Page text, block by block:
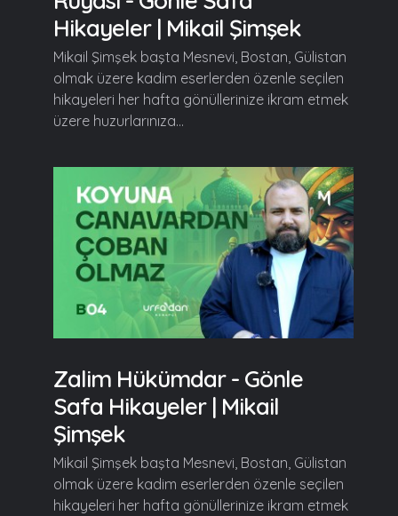
Hikayeler | Mikail Şimşek
Mikail Şimşek başta Mesnevi, Bostan, Gülistan
olmak üzere kadim eserlerden özenle seçilen
hikayeleri her hafta gönüllerinize ikram etmek
üzere huzurlarınıza...
Zalim Hükümdar - Gönle
Safa Hikayeler | Mikail
Şimşek
Mikail Şimşek başta Mesnevi, Bostan, Gülistan
olmak üzere kadim eserlerden özenle seçilen
hikayeleri her hafta gönüllerinize ikram etmek